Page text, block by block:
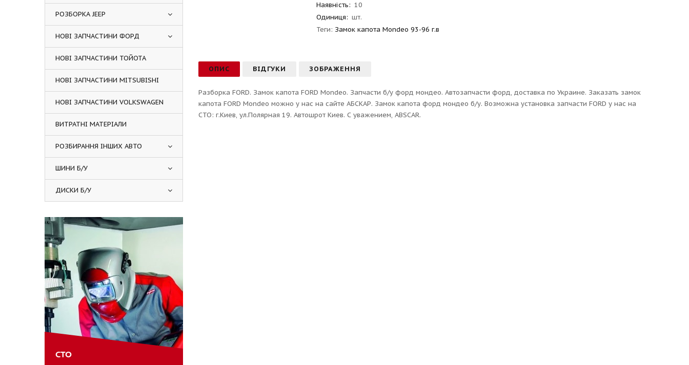
Наявність: 10
Одиниця: шт.
Теги: Замок капота Mondeo 93-96 г.в
ОПИС ВІДГУКИ ЗОБРАЖЕННЯ
Разборка FORD. Замок капота FORD Mondeo. Запчасти б/у форд мондео. Автозапчасти форд, доставка по Украине. Заказать замок
капота FORD Mondeo можно у нас на сайте АБСКАР. Замок капота форд мондео б/у. Возможна установка запчасти FORD у нас на
СТО: г.Киев, ул.Полярная 19. Автошрот Киев. С уважением, ABSCAR.
РОЗБОРКА JEEP
НОВІ ЗАПЧАСТИНИ ФОРД
НОВІ ЗАПЧАСТИНИ ТОЙОТА
НОВІ ЗАПЧАСТИНИ MITSUBISHI
НОВІ ЗАПЧАСТИНИ VOLKSWAGEN
ВИТРАТНІ МАТЕРІАЛИ
РОЗБИРАННЯ ІНШИХ АВТО
ШИНИ Б/У
ДИСКИ Б/У
СТО